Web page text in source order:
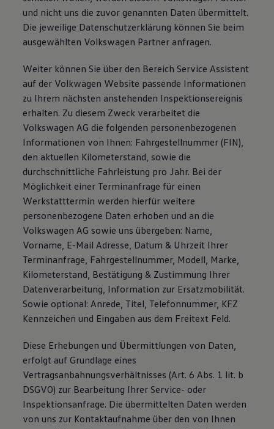
und nicht uns die zuvor genannten Daten übermittelt.
Die jeweilige Datenschutzerklärung können Sie beim
ausgewählten Volkswagen Partner anfragen.
Weiter können Sie über den Bereich Service Assistent
auf der Volkwagen Website passende Informationen
zu Ihrem nächsten anstehenden Inspektionsereignis
erhalten. Zu diesem Zweck verarbeitet die
Volkswagen AG die folgenden personenbezogenen
Informationen von Ihnen: Fahrgestellnummer (FIN),
den aktuellen Kilometerstand, sowie die
durchschnittliche Fahrleistung pro Jahr. Bei der
Möglichkeit einer Terminanfrage für einen
Werkstatttermin werden hierfür weitere
personenbezogene Daten erhoben und an die
Volkswagen AG sowie uns übergeben: Name,
Vorname, E-Mail Adresse, Datum & Uhrzeit Ihrer
Terminanfrage, Fahrgestellnummer, Modell, Marke,
Kilometerstand, Bestätigung & Zustimmung Ihrer
Datenverarbeitung, Information zur Ersatzmobilität.
Sowie optional: Anrede, Titel, Telefonnummer, KFZ
Kennzeichen und Eingaben aus dem Freitext Feld.
Diese Erhebungen und Übermittlungen von Daten,
erfolgt auf Grundlage eines
Vertragsanbahnungsverhältnisses (Art. 6 Abs. 1 lit. b
DSGVO) zur Bearbeitung Ihrer Service- oder
Inspektionsanfrage. Die übermittelten Daten werden
von uns zur Kontaktaufnahme über den von Ihnen